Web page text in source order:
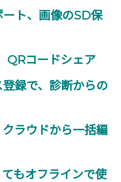
ト、画像のSD保
コードシェア
録で、診断からの
ラウドから一括編
もオフラインで使